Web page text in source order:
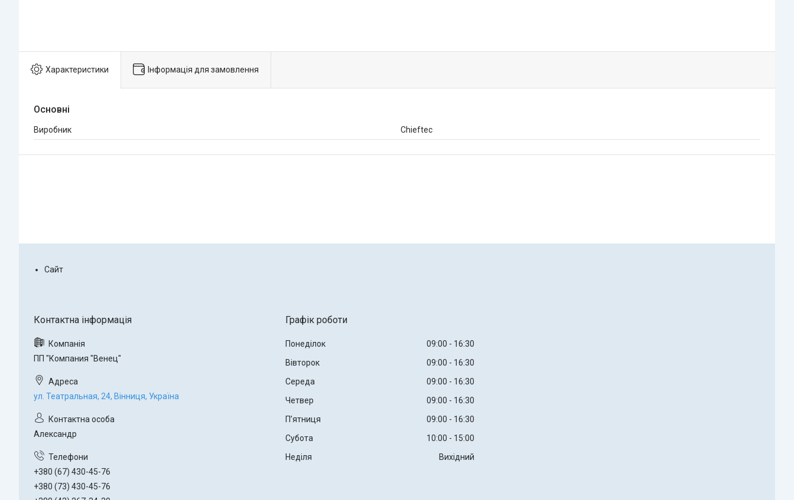
Характеристики Інформація для замовлення
Основні
Виробник Chieftec
Сайт
ПП "Компания "Венец"
ул. Театральная, 24, Вінниця, Україна
Александр
+380 (67) 430-45-76
+380 (73) 430-45-76
Графік роботи
Понеділок 09:00
16:30
Вівторок
09:00
16:30
Середа
09:00
16:30
Четвер
09:00
16:30
Пʼятниця
09:00
16:30
Субота
10:00
15:00
Неділя
Вихідний